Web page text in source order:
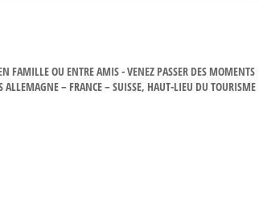
FAMILLE OU ENTRE AMIS - VENEZ PASSER DES MOMENTS
– FRANCE – SUISSE, HAUT-LIEU DU TOURISME